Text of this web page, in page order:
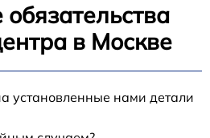
в Москве
установленные нами детали